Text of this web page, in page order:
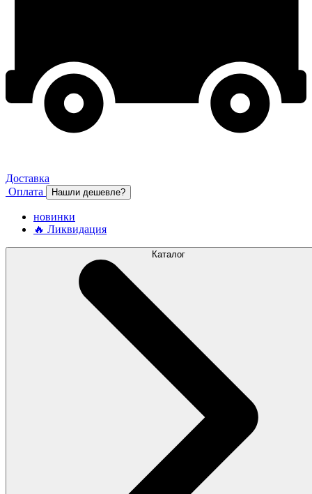
Доставка
Оплата
Нашли дешевле?
новинки
🔥 Ликвидация
Каталог